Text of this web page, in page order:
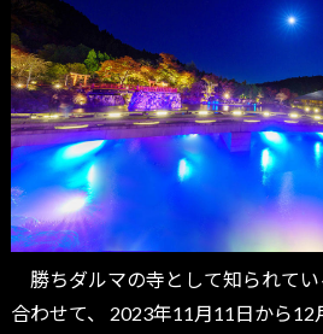
勝ちダルマの寺として知られて
合わせて、 2023年11月11日から12